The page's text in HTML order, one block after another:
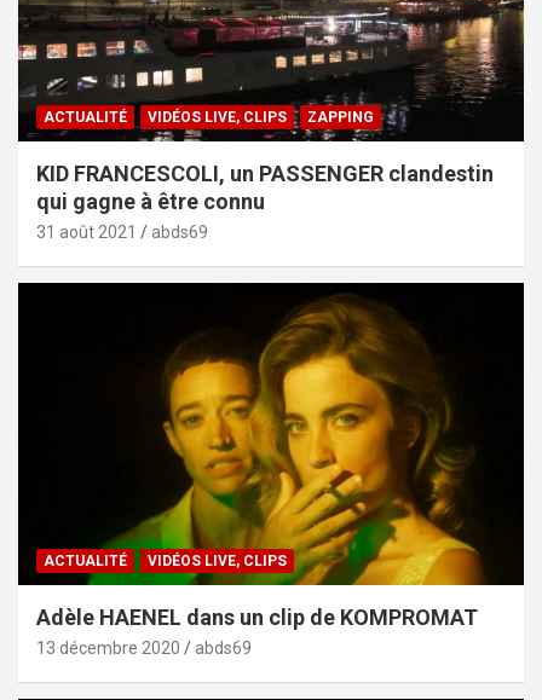
ACTUALITÉ VIDÉOS LIVE, CLIPS ZAPPING
KID FRANCESCOLI, un PASSENGER clandestin
qui gagne à être connu
31 août 2021 abds69
ACTUALITÉ VIDÉOS LIVE, CLIPS
Adèle HAENEL dans un clip de KOMPROMAT
13 décembre 2020 abds69